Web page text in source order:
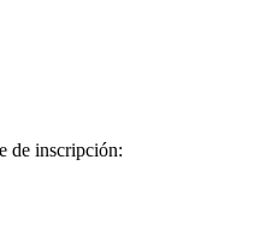
de inscripción: